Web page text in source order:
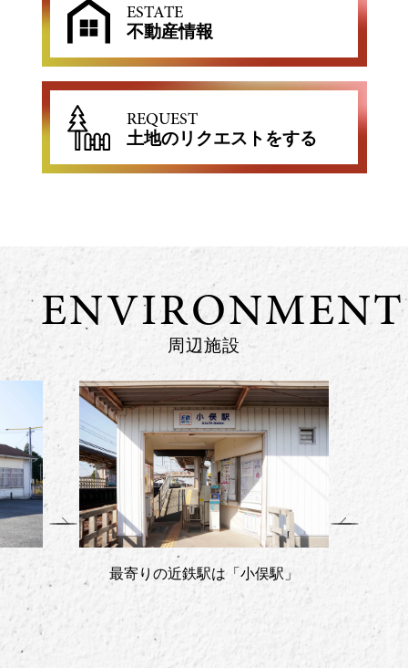
ESTATE
不動産情報
REQUEST
土地のリクエストをする
ENVIRONMENT
周辺施設
Previous
小俣小学校区内
Next